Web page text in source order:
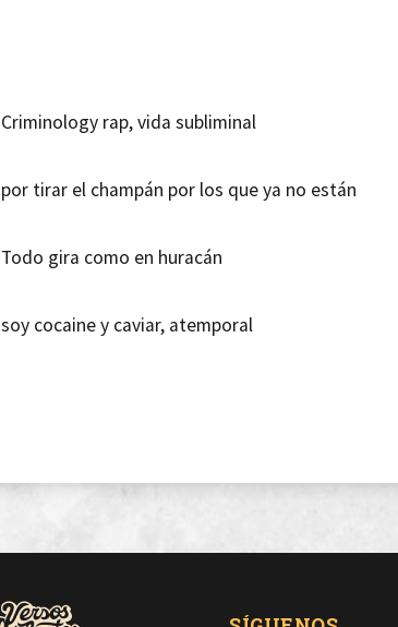
Criminology rap, vida subliminal
por tirar el champán por los que ya no están
Todo gira como en huracán
soy cocaine y caviar, atemporal
Ya fui Jesús, hoy me siento Dios